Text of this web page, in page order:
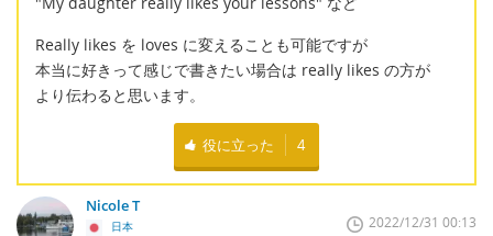
Really likes を loves に変えることも可能ですが
本当に好きって感じで書きたい場合は really likes の方が
より伝わると思います。
役に立った 4
Nicole T
日本 2022/12/31 00:13